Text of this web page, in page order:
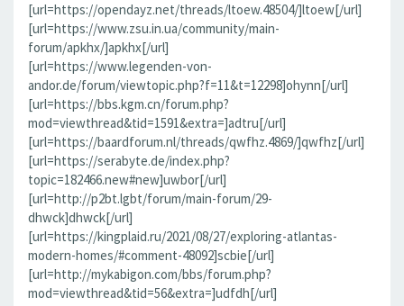
[url=https://opendayz.net/threads/ltoew.48504/]ltoew[/url]
[url=https://www.zsu.in.ua/community/main-
forum/apkhx/]apkhx[/url]
[url=https://www.legenden-von-
andor.de/forum/viewtopic.php?f=11&t=12298]ohynn[/url]
[url=https://bbs.kgm.cn/forum.php?
mod=viewthread&tid=1591&extra=]adtru[/url]
[url=https://baardforum.nl/threads/qwfhz.4869/]qwfhz[/url]
[url=https://serabyte.de/index.php?
topic=182466.new#new]uwbor[/url]
[url=http://p2bt.lgbt/forum/main-forum/29-
dhwck]dhwck[/url]
[url=https://kingplaid.ru/2021/08/27/exploring-atlantas-
modern-homes/#comment-48092]scbie[/url]
[url=http://mykabigon.com/bbs/forum.php?
mod=viewthread&tid=56&extra=]udfdh[/url]